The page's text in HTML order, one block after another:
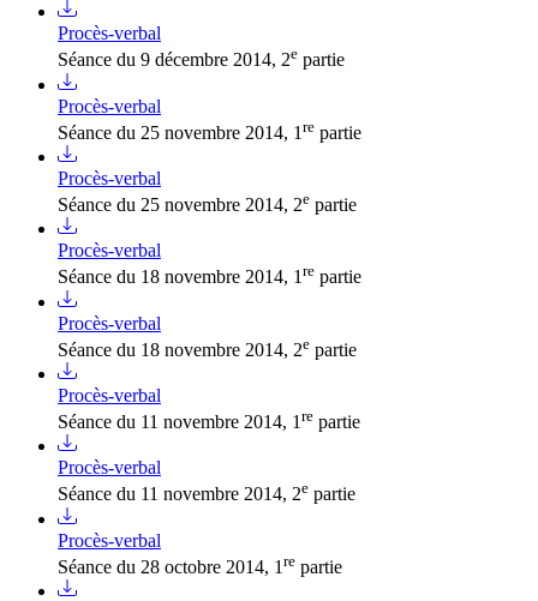
Procès-verbal
Séance du 9 décembre 2014, 2e partie
Procès-verbal
Séance du 25 novembre 2014, 1 re partie
Procès-verbal
Séance du 25 novembre 2014, 2e partie
Procès-verbal
Séance du 18 novembre 2014, 1re partie
Procès-verbal
Séance du 18 novembre 2014, 2e partie
Procès-verbal
Séance du 11 novembre 2014, 1 re partie
Procès-verbal
Séance du 11 novembre 2014, 2e partie
Procès-verbal
Séance du 28 octobre 2014, 1 re partie